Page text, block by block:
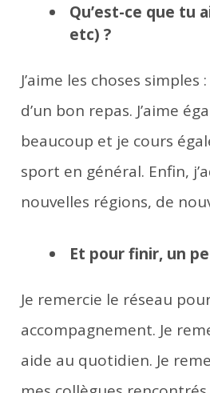
Qu’est-ce que tu
etc) ?
J’aime les choses
d’un bon repas. J’aime
beaucoup et je cours
sport en général. Enfin,
nouvelles régions, de
Et pour finir, un
Je remercie le réseau
accompagnement. Je
aide au quotidien. Je